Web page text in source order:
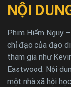
NỘI
Phim Hiểm Nguy
chỉ đạo của đạo
tham gia như
Eastwood. Nội
một nhà xã hội